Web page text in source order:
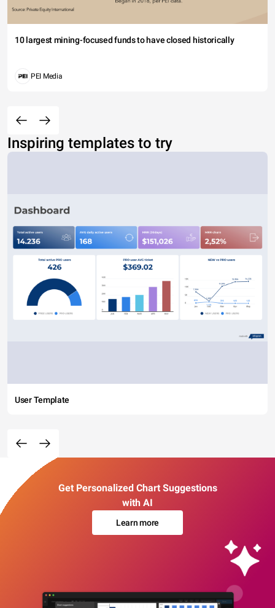
10 largest mining-focused funds to have closed historically
PEI Media
Inspiring templates to try
User Template
Get Personalized Chart Suggestions
with AI
Learn more